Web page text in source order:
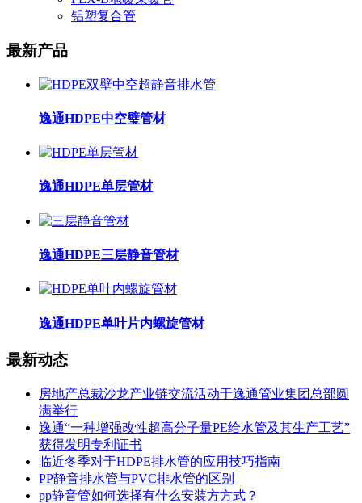
铝塑复合管
最新产品
逸通HDPE中空璧管材
逸通HDPE单层管材
逸通HDPE三层静音管材
逸通HDPE单叶片内螺旋管材
最新动态
房地产总裁沙龙产业链交流活动于逸通管业集团总部圆
满举行
逸通“一种增强改性超高分子量PE给水管及其生产工艺”
获得发明专利证书
临近冬季对于HDPE排水管的应用技巧指南
PP静音排水管与PVC排水管的区别
pp静音管如何选择有什么安装方方式？